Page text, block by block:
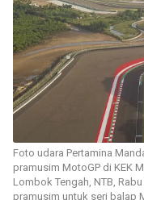
Foto udara Pertamina
pramusim MotoGP di KEK
Lombok Tengah, NTB,
pramusim untuk seri balap